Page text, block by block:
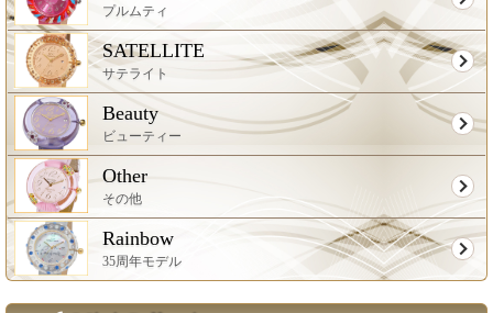
プルムティ
SATELLITE
サテライト
Beauty
ビューティー
Other
その他
Rainbow
35周年モデル